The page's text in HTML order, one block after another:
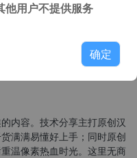
内容。技术分享主打原创汉
满满易懂好上手；同时原创
温像素热血时光。这里无商
他用户不提供服务
确定